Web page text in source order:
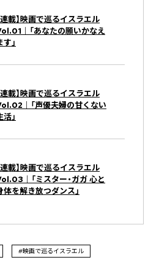
連載】映画で巡るイスラエル
｜「あなたの願いかなえ
す」
連載】映画で巡るイスラエル
｜「声優夫婦の甘くない
活」
連載】映画で巡るイスラエル
｜「ミスター・ガガ 心と
体を解き放つダンス」
#映画で巡るイスラエル